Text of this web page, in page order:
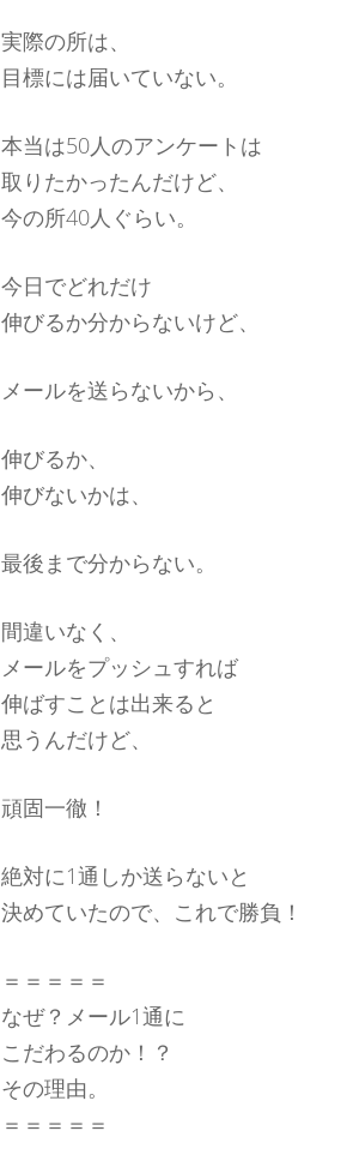
実際の所は、
目標には届いていない。
本当は50人のアンケートは
取りたかったんだけど、
今の所40人ぐらい。
今日でどれだけ
伸びるか分からないけど、
メールを送らないから、
伸びるか、
伸びないかは、
最後まで分からない。
間違いなく、
メールをプッシュすれば
伸ばすことは出来ると
思うんだけど、
頑固一徹！
絶対に1通しか送らないと
決めていたので、これで勝負！
＝＝＝＝＝
なぜ？メール1通に
こだわるのか！？
その理由。
＝＝＝＝＝